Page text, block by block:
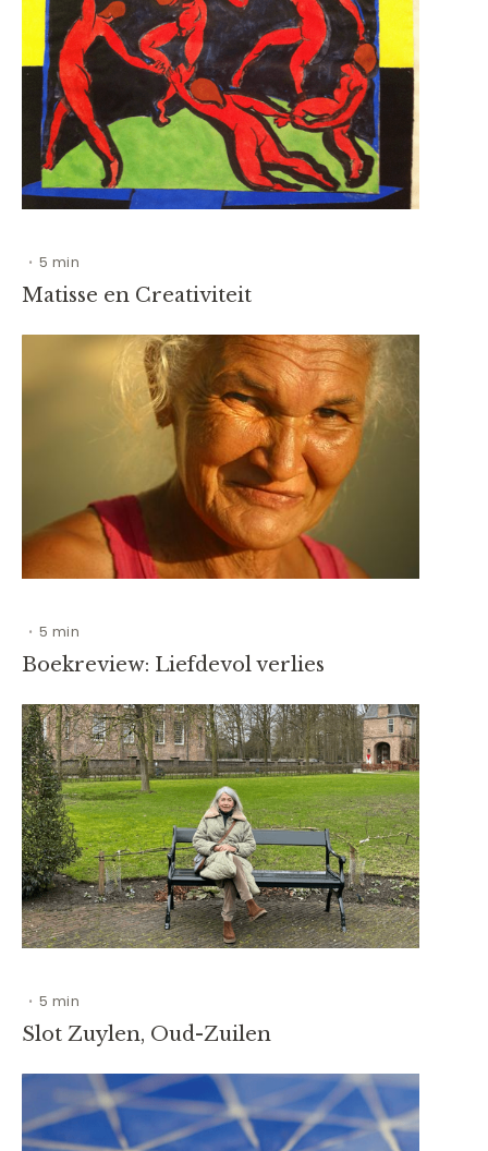
• 5 min
Matisse en Creativiteit
• 5 min
Boekreview: Liefdevol verlies
• 5 min
Slot Zuylen, Oud-Zuilen